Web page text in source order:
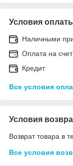
Условия
Наличными
Оплата на
Кредит
Все условия
Условия
Возврат товара в
Все условия